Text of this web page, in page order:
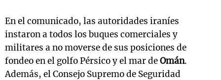
En el comunicado, las autoridades iraníes
instaron a todos los buques comerciales y
militares a no moverse de sus posiciones de
fondeo en el golfo Pérsico y el mar deOmán.
Además, el Consejo Supremo de Seguridad